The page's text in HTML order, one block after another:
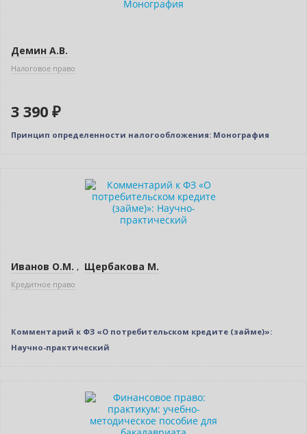
Демин А.В.
Налоговое право
3 390 ₽
Принцип определенности налогообложения: Монография
Иванов О.М. , Щербакова М.
Кредитное право
Комментарий к ФЗ «О потребительском кредите (займе)»:
Научно-практический